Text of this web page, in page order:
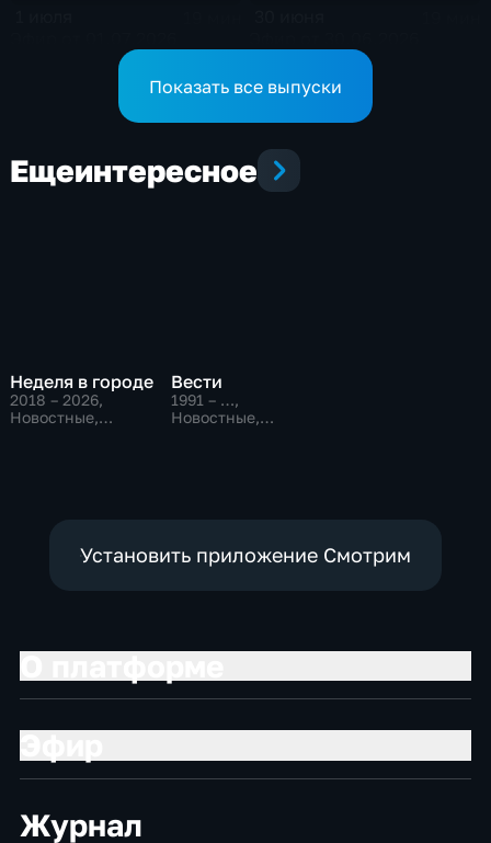
Показать все выпуски
Ещеинтересное
Неделя в городе
2018 – 2026,
Новостные,
Вести
1991 – …,
Новостные,
Установить приложение Смотрим
Журнал